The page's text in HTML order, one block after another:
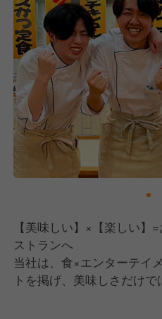
【美味しい】×【楽しい】
ストランへ
当社は、食×エンターテイ
トを掲げ、美味しさだけ
お客様を楽しませたい！